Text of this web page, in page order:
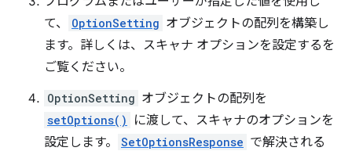
て、
OptionSetting オブジェクトの配列を構築し
ます。詳しくは、スキャナ オプションを設定するを
ご覧ください。
OptionSetting オブジェクトの配列を
setOptions()
に渡して、スキャナのオプションを
設定します。
SetOptionsResponse で解決される